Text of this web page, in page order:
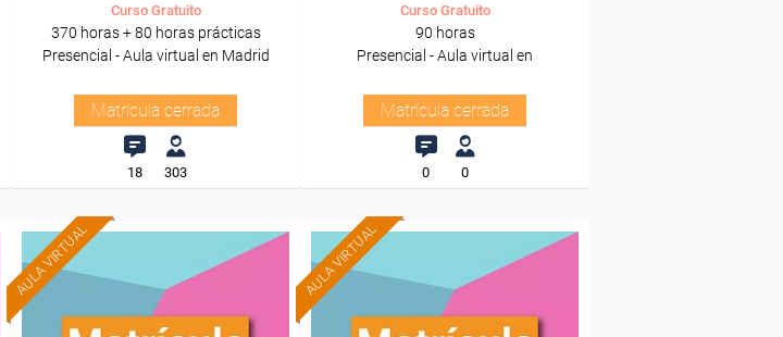
Curso Gratuito
370 horas + 80 horas prácticas
Presencial - Aula virtual en Madrid
Matrícula cerrada
18 303
Curso Gratuito
90 horas
Presencial - Aula virtual en
Matrícula cerrada
0 0
AULA VIRTUAL AULA VIRTUAL